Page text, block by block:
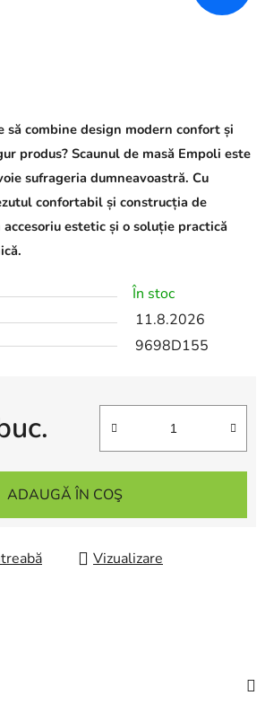
să combine design modern confort și
produs? Scaunul de masă Empoli este
sufrageria dumneavoastră. Cu
confortabil și construcția de
estetic și o soluție practică
În stoc
11.8.2026
9698D155
ADAUGĂ ÎN COŞ
Vizualizare